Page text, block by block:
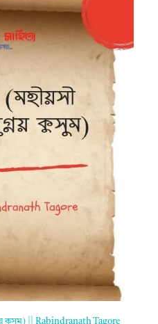
কুসুম) || Rabindranath Tagore